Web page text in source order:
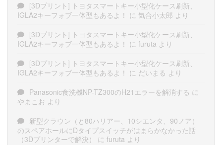
[3Dプリント] トヨタスマートキー小型化ケース刷新、
IGLA2キーフォブ一体型もあるよ！ に 気合小太郎 より
[3Dプリント] トヨタスマートキー小型化ケース刷新、
IGLA2キーフォブ一体型もあるよ！ に furuta より
[3Dプリント] トヨタスマートキー小型化ケース刷新、
IGLA2キーフォブ一体型もあるよ！ に だいまる より
Panasonic食洗機NP-TZ300のH21エラーを解消する に
やまこお より
新型クラウン（と80ハリアー、10シエンタ、90ノア）
のスペアホールにDタイプスイッチがはまらかなかった話
（3Dプリンターで解決）
に furuta より